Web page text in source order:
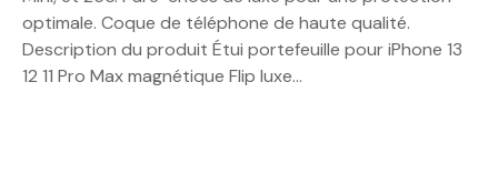
optimale. Coque de téléphone de haute qualité.
Description du produit Étui portefeuille pour iPhone 13
12 11 Pro Max magnétique Flip luxe…